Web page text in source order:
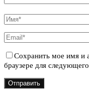
Сохранить мое имя и
браузере для